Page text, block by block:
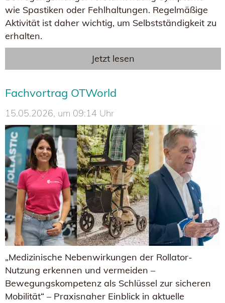
wie Spastiken oder Fehlhaltungen. Regelmäßige
Aktivität ist daher wichtig, um Selbstständigkeit zu
erhalten.
Jetzt lesen
Fachvortrag OTWorld
15.05.2026, um 09:14 Uhr
„Medizinische Nebenwirkungen der Rollator-
Nutzung erkennen und vermeiden –
Bewegungskompetenz als Schlüssel zur sicheren
Mobilität“ – Praxisnaher Einblick in aktuelle